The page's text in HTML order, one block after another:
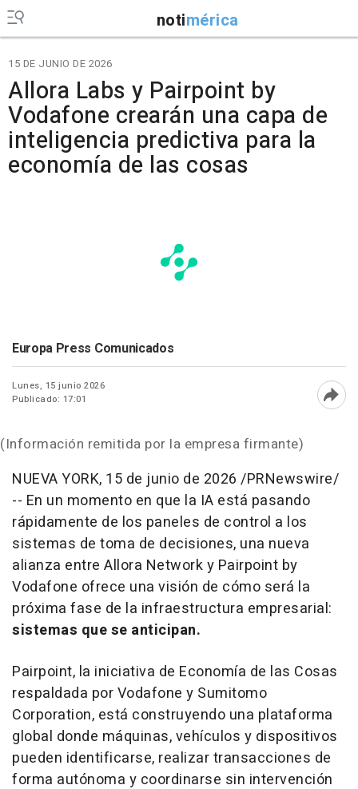
notimérica
15 DE JUNIO DE 2026
Allora Labs y Pairpoint by
Vodafone crearán una capa de
inteligencia predictiva para la
economía de las cosas
Europa Press Comunicados
Lunes, 15 junio 2026
Publicado: 17:01
(Información remitida por la empresa firmante)
NUEVA YORK, 15 de junio de 2026 /PRNewswire/
-- En un momento en que la IA está pasando
rápidamente de los paneles de control a los
sistemas de toma de decisiones, una nueva
alianza entre Allora Network y Pairpoint by
Vodafone ofrece una visión de cómo será la
próxima fase de la infraestructura empresarial:
sistemas que se anticipan.
Pairpoint, la iniciativa de Economía de las Cosas
respaldada por Vodafone y Sumitomo
Corporation, está construyendo una plataforma
global donde máquinas, vehículos y dispositivos
pueden identificarse, realizar transacciones de
forma autónoma y coordinarse sin intervención